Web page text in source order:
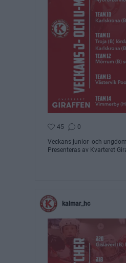
45 0
Veckans junior- och
Presenteras av Kvarteret
kalmar_hc